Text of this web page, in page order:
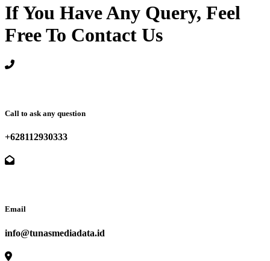
If You Have Any Query, Feel
Free To Contact Us
Call to ask any question
+628112930333
Email
info@tunasmediadata.id